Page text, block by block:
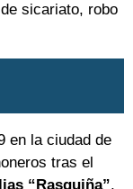
sicariato, robo
en la ciudad de
tras el
“Rasquiña”,